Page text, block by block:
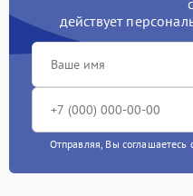
действует
Отправляя, Вы соглашаетесь